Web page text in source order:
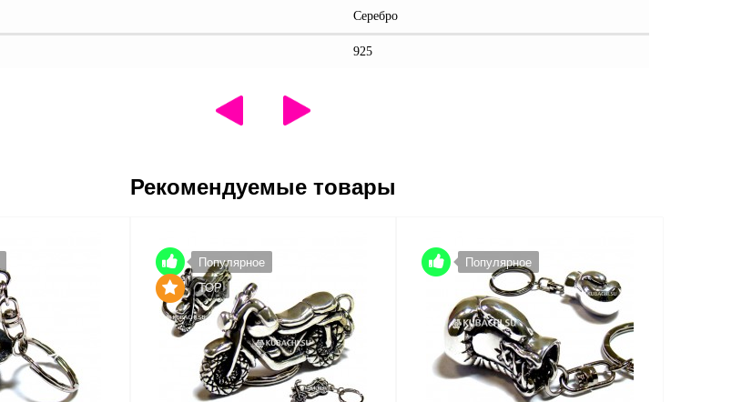
Серебро
925
Рекомендуемые товары
Популярное
TOP
Популярное